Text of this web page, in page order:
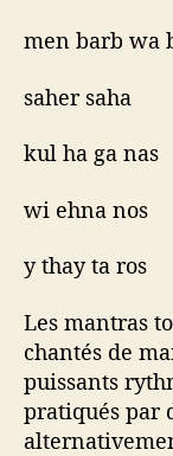
men barb wa
saher saha
kul ha ga nas
wi ehna nos
y thay ta ros
Les mantras
chantés de
puissants
pratiqués par